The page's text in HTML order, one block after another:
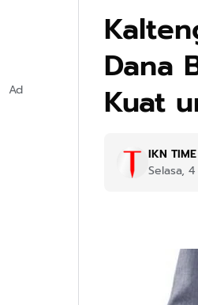
Dana
Kuat
IKN TIME
Selasa,
Ad